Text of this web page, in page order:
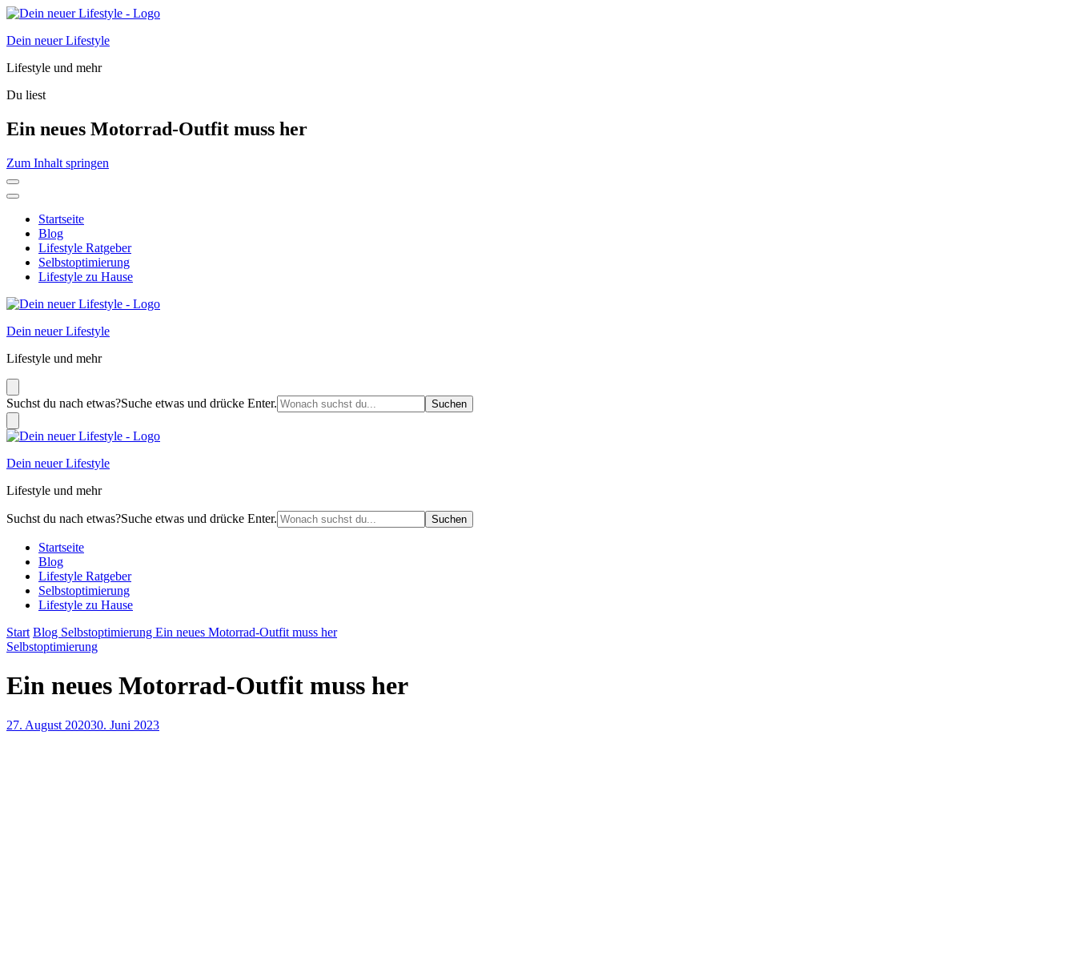
Dein neuer Lifestyle
Lifestyle und mehr
Du liest
Ein neues Motorrad-Outfit muss her
Zum Inhalt springen
Startseite
Blog
Lifestyle Ratgeber
Selbstoptimierung
Lifestyle zu Hause
Dein neuer Lifestyle
Lifestyle und mehr
Suchst du nach etwas?Suche etwas und drücke Enter.
Dein neuer Lifestyle
Lifestyle und mehr
Suchst du nach etwas?Suche etwas und drücke Enter.
Startseite
Blog
Lifestyle Ratgeber
Selbstoptimierung
Lifestyle zu Hause
Start Blog Selbstoptimierung Ein neues Motorrad-Outfit muss her
Selbstoptimierung
Ein neues Motorrad-Outfit muss her
27. August 202030. Juni 2023